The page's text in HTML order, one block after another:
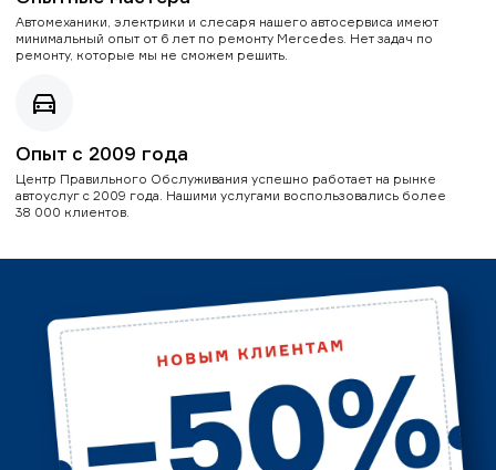
Автомеханики, электрики и слесаря нашего автосервиса имеют
минимальный опыт от 6 лет по ремонту Mercedes. Нет задач по
ремонту, которые мы не сможем решить.
Опыт с 2009 года
Центр Правильного Обслуживания успешно работает на рынке
автоуслуг с 2009 года. Нашими услугами воспользовались более
38 000 клиентов.